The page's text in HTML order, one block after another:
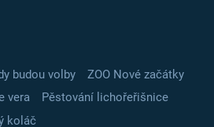
budou volby
ZOO Nové začátky
vera
Pěstování lichořeřišnice
koláč